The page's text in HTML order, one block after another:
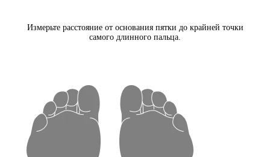
Измерьте расстояние от основания пятки до крайней точки
самого длинного пальца.